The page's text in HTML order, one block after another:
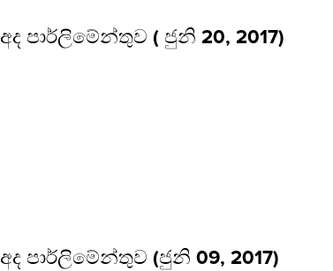
අද පාර්ලිමේන්තුව ( ජුනි 20, 2017)
අද පාර්ලිමේන්තුව (ජුනි 09, 2017)